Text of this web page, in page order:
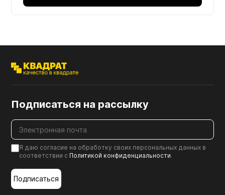
Подписаться на рассылку
Я даю согласие на обработку своих персональных данных в
соответствии с Политикой конфиденциальности.
Подписаться